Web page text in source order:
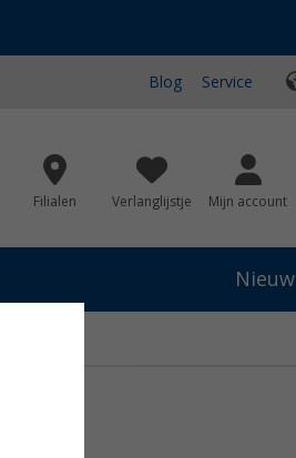
Blog Service
Filialen Verlanglijstje Mijn account
Nieuw